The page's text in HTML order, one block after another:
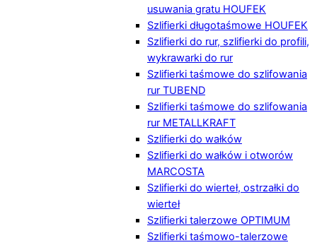
usuwania gratu HOUFEK
Szlifierki długotaśmowe HOUFEK
Szlifierki do rur, szlifierki do profili,
wykrawarki do rur
Szlifierki taśmowe do szlifowania
rur TUBEND
Szlifierki taśmowe do szlifowania
rur METALLKRAFT
Szlifierki do wałków
Szlifierki do wałków i otworów
MARCOSTA
Szlifierki do wierteł, ostrzałki do
wierteł
Szlifierki talerzowe OPTIMUM
Szlifierki taśmowo-talerzowe